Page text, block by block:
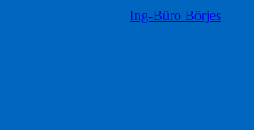
Ing-Büro Börjes